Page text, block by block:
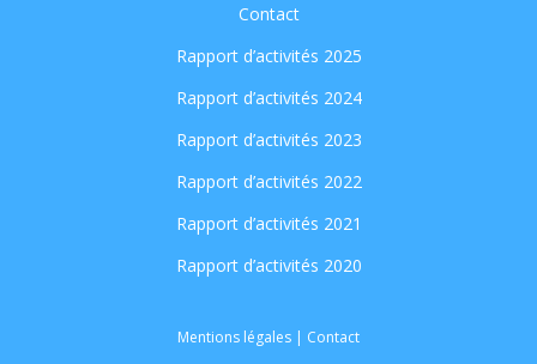
Contact
Rapport d’activités 2025
Rapport d’activités 2024
Rapport d’activités 2023
Rapport d’activités 2022
Rapport d’activités 2021
Rapport d’activités 2020
Mentions légales | Contact